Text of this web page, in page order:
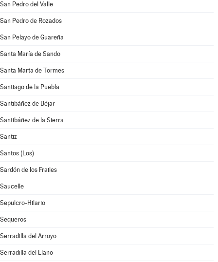
San Pedro del Valle
San Pedro de Rozados
San Pelayo de Guareña
Santa María de Sando
Santa Marta de Tormes
Santiago de la Puebla
Santibáñez de Béjar
Santibáñez de la Sierra
Santiz
Santos (Los)
Sardón de los Frailes
Saucelle
Sepulcro-Hilario
Sequeros
Serradilla del Arroyo
Serradilla del Llano